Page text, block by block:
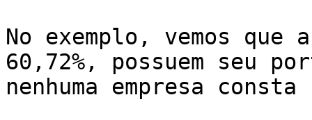
No exemplo, vemos que
60,72%, possuem seu
nenhuma empresa